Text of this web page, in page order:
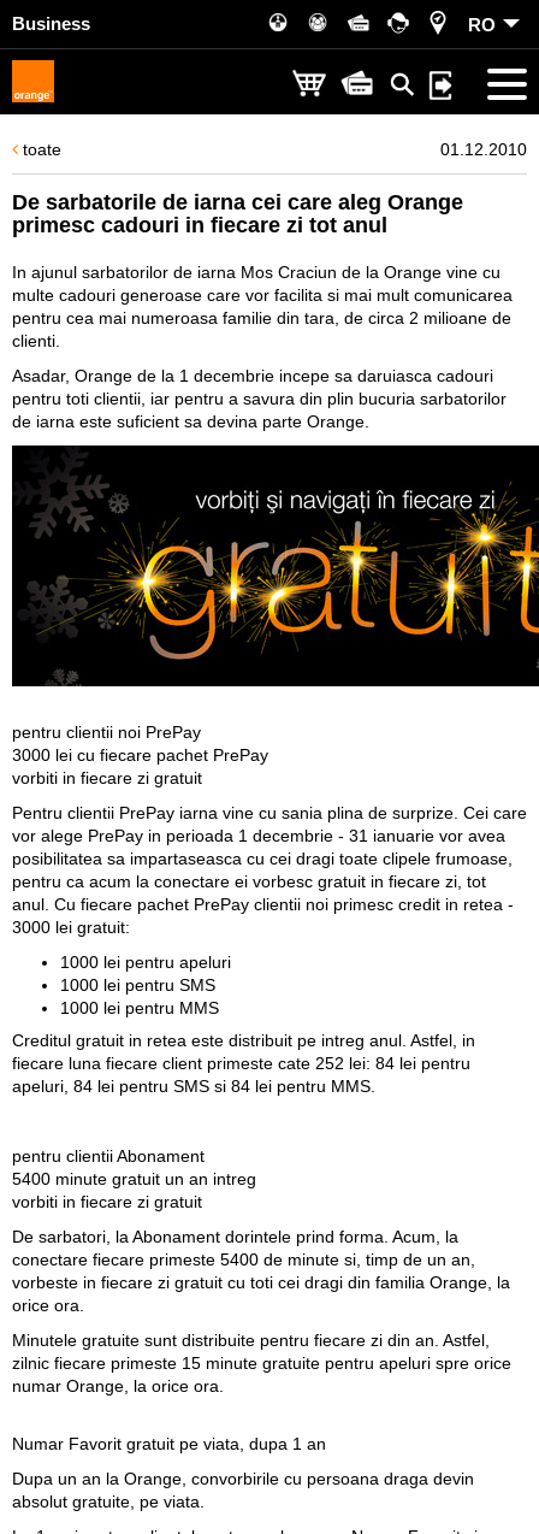
Business RO
toate 01.12.2010
De sarbatorile de iarna cei care aleg Orange
primesc cadouri in fiecare zi tot anul
In ajunul sarbatorilor de iarna Mos Craciun de la Orange vine cu
multe cadouri generoase care vor facilita si mai mult comunicarea
pentru cea mai numeroasa familie din tara, de circa 2 milioane de
clienti.
Asadar, Orange de la 1 decembrie incepe sa daruiasca cadouri
pentru toti clientii, iar pentru a savura din plin bucuria sarbatorilor
de iarna este suficient sa devina parte Orange.
pentru clientii noi PrePay
3000 lei cu fiecare pachet PrePay
vorbiti in fiecare zi gratuit
Pentru clientii PrePay iarna vine cu sania plina de surprize . Cei care
vor alege PrePay in perioada 1 decembrie - 31 ianuarie vor avea
posibilitatea sa impartaseasca cu cei dragi toate clipele frumoase,
pentru ca acum la conectare ei vorbesc gratuit in fiecare zi, tot
anul. Cu fiecare pachet PrePay clientii noi primesc credit in retea -
3000 lei gratuit:
1000 lei pentru apeluri
1000 lei pentru SMS
1000 lei pentru MMS
Creditul gratuit in retea este distribuit pe intreg anul. Astfel, in
fiecare luna fiecare client primeste cate 252 lei: 84 lei pentru
apeluri, 84 lei pentru SMS si 84 lei pentru MMS.
pentru clientii Abonament
5400 minute gratuit un an intreg
vorbiti in fiecare zi gratuit
De sarbatori, la Abonament dorintele prind forma . Acum, la
conectare fiecare primeste 5400 de minute si, timp de un an,
vorbeste in fiecare zi gratuit cu toti cei dragi din familia Orange, la
orice ora.
Minutele gratuite sunt distribuite pentru fiecare zi din an. Astfel,
zilnic fiecare primeste 15 minute gratuite pentru apeluri spre orice
numar Orange, la orice ora.
Numar Favorit gratuit pe viata, dupa 1 an
Dupa un an la Orange, convorbirile cu persoana draga devin
absolut gratuite, pe viata.